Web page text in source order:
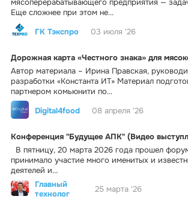
мясоперерабатывающего предприятия —
Еще сложнее при этом не...
ГК Тэкспро
03 июля '26
Дорожная карта «Честного знака» для
Автор материала – Ирина Правская,
разработки «Константа ИТ» Материал
партнером комьюнити по...
Digital4food
08 апреля '26
Конференция "Будущее АПК" (Видео
В пятницу, 20 марта 2026 года прошел
принимало участие много именитых и
деятелей и...
Главный
технолог
25 марта '26